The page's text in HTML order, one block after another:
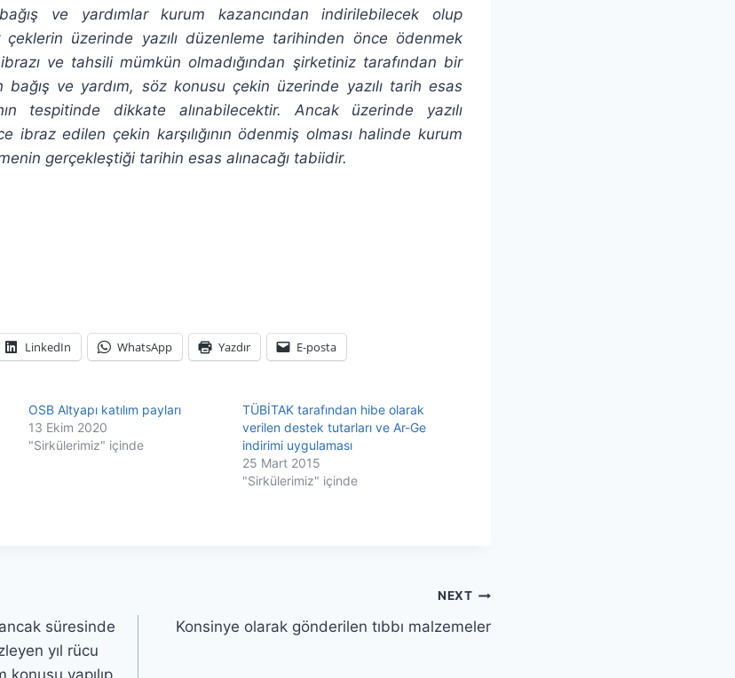
ve yardımlar kurum kazancından indirilebilecek olup
çeklerin üzerinde yazılı düzenleme tarihinden önce ödenmek
ve tahsili mümkün olmadığından şirketiniz tarafından bir
bağış ve yardım, söz konusu çekin üzerinde yazılı tarih esas
tespitinde dikkate alınabilecektir. Ancak üzerinde yazılı
ibraz edilen çekin karşılığının ödenmiş olması halinde kurum
gerçekleştiği tarihin esas alınacağı tabiidir.
LinkedIn WhatsApp Yazdır E-posta
OSB Altyapı katılım payları
13 Ekim 2020
"Sirkülerimiz" içinde
TÜBİTAK tarafından hibe olarak
verilen destek tutarları ve Ar-Ge
indirimi uygulaması
25 Mart 2015
"Sirkülerimiz" içinde
süresinde
yıl rücu
yapılıp
NEXT
Konsinye olarak gönderilen tıbbı malzemeler